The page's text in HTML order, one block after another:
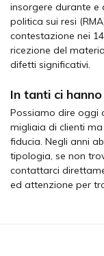
insorgere durante e
politica sui resi
contestazione nei
ricezione del
difetti significativi.
In tanti ci
Possiamo dire oggi
migliaia di clienti
fiducia. Negli anni
tipologia, se non
contattarci
ed attenzione per